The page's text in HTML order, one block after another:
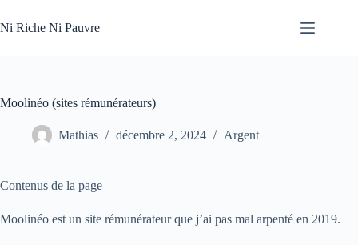
au
contenu
Ni Riche Ni Pauvre
Moolinéo (sites rémunérateurs)
Mathias décembre 2, 2024 Argent
Contenus de la page
Moolinéo est un site rémunérateur que j’ai pas mal arpenté en 2019.